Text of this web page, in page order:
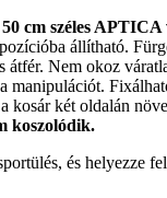
cm széles APTICA
állítható.
átfér. Nem okoz
manipulációt.
kosár két oldalán
koszolódik.
és helyezze